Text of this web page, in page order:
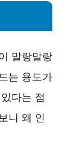
말랑말랑
는 용도가
다는 점
니 왜 인